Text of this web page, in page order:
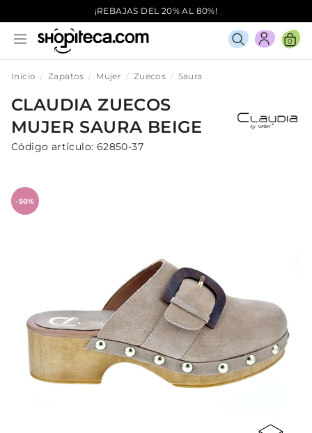
¡REBAJAS DEL 20% AL 80%!
0
Inicio Zapatos Mujer Zuecos Saura
CLAUDIA ZUECOS
MUJER SAURA BEIGE
Código artículo: 62850-37
-50%